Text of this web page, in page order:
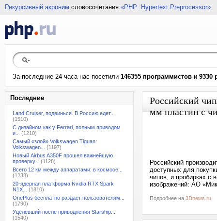
Рекурсивный акроним словосочетания «PHP: Hypertext Preprocessor»
За последние 24 часа нас посетили 146355 программистов и 9330
Последние
Land Cruiser, подвинься. В Россию едет...
(1510)
С дизайном как у Ferrari, полным приводом
и...
(1210)
Самый «злой» Volkswagen Tiguan:
Volkswagen...
(1197)
Новый Airbus A350F прошел важнейшую
проверку...
(1128)
Всего 12 км между аппаратами: в космосе...
(1238)
20-ядерная платформа Nvidia RTX Spark
N1X...
(1810)
OnePlus бесплатно раздает пользователям...
(1790)
Уцелевший после приводнения Starship...
(1540)
Российский
мм пластин с
Российский
доступных для
чипов, и пробирках с
изображений: АО
Подробнее на 3Dnews.ru